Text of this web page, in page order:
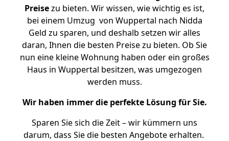
Preisezu bieten. Wir wissen, wie wichtig es ist,
bei einem Umzug von Wuppertal nach Nidda
Geld zu sparen, und deshalb setzen wir alles
daran, Ihnen die besten Preise zu bieten. Ob Sie
nun eine kleine Wohnung haben oder ein großes
Haus in Wuppertal besitzen, was umgezogen
werden muss.
Wir haben immer die perfekte Lösung für Sie.
Sparen Sie sich die Zeit – wir kümmern uns
darum, dass Sie die besten Angebote erhalten.